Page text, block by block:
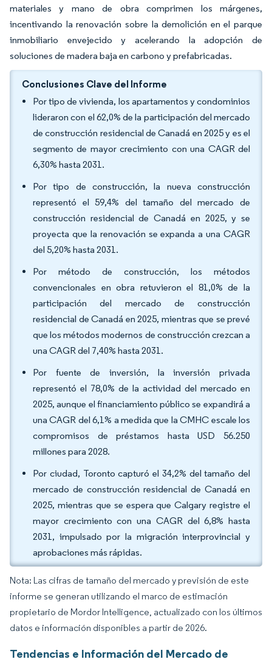
materiales y mano de obra comprimen los márgenes,
incentivando la renovación sobre la demolición en el parque
inmobiliario envejecido y acelerando la adopción de
soluciones de madera baja en carbono y prefabricadas.
Conclusiones Clave del Informe
Por tipo de vivienda, los apartamentos y condominios
lideraron con el 62,0% de la participación del mercado
de construcción residencial de Canadá en 2025 y es el
segmento de mayor crecimiento con una CAGR del
6,30% hasta 2031.
Por tipo de construcción, la nueva construcción
representó el 59,4% del tamaño del mercado de
construcción residencial de Canadá en 2025, y se
proyecta que la renovación se expanda a una CAGR
del 5,20% hasta 2031.
Por método de construcción, los métodos
convencionales en obra retuvieron el 81,0% de la
participación del mercado de construcción
residencial de Canadá en 2025, mientras que se prevé
que los métodos modernos de construcción crezcan a
una CAGR del 7,40% hasta 2031.
Por fuente de inversión, la inversión privada
representó el 78,0% de la actividad del mercado en
2025, aunque el financiamiento público se expandirá a
una CAGR del 6,1% a medida que la CMHC escale los
compromisos de préstamos hasta USD 56.250
millones para 2028.
Por ciudad, Toronto capturó el 34,2% del tamaño del
mercado de construcción residencial de Canadá en
2025, mientras que se espera que Calgary registre el
mayor crecimiento con una CAGR del 6,8% hasta
2031, impulsado por la migración interprovincial y
aprobaciones más rápidas.
Nota: Las cifras de tamaño del mercado y previsión de este
informe se generan utilizando el marco de estimación
propietario de Mordor Intelligence, actualizado con los últimos
datos e información disponibles a partir de 2026.
Tendencias e Información del Mercado de